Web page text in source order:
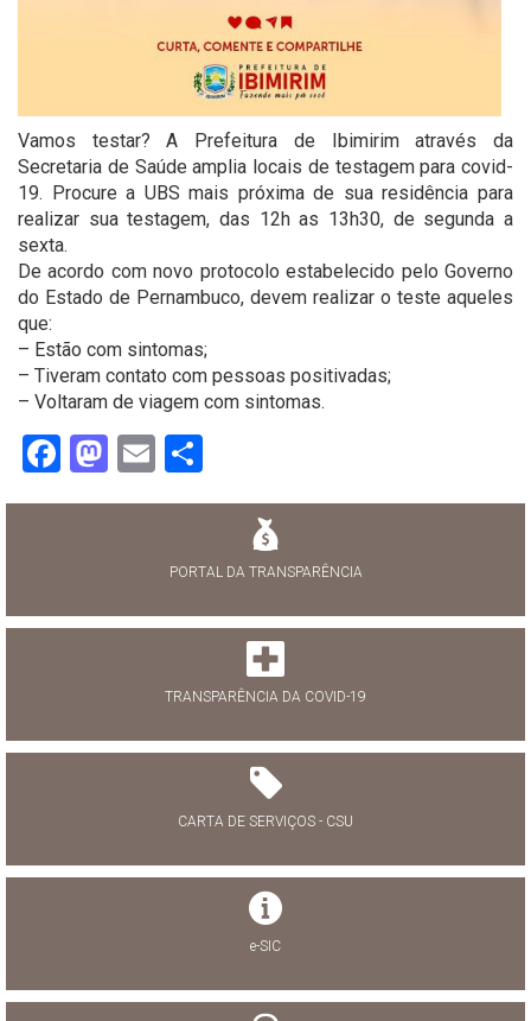
Vamos testar? A Prefeitura de Ibimirim através da
Secretaria de Saúde amplia locais de testagem para covid-
19. Procure a UBS mais próxima de sua residência para
realizar sua testagem, das 12h as 13h30, de segunda a
sexta.
De acordo com novo protocolo estabelecido pelo Governo
do Estado de Pernambuco, devem realizar o teste aqueles
que:
– Estão com sintomas;
– Tiveram contato com pessoas positivadas;
– Voltaram de viagem com sintomas.
Facebook
Mastodon
Email
PORTAL DA TRANSPARÊNCIA
TRANSPARÊNCIA DA COVID-19
CARTA DE SERVIÇOS - CSU
e-SIC